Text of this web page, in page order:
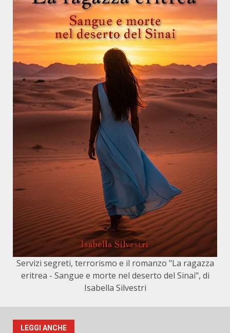
Servizi segreti, terrorismo e il romanzo "La ragazza
eritrea - Sangue e morte nel deserto del Sinai", di
Isabella Silvestri
LEGGI ANCHE